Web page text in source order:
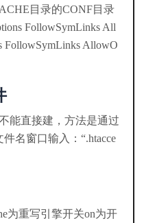
目录的CONF目录
FollowSymLinks All
FollowSymLinks AllowO
能直接建，方法是通过
名窗口输入：“.htacce
为重写引擎开关on为开